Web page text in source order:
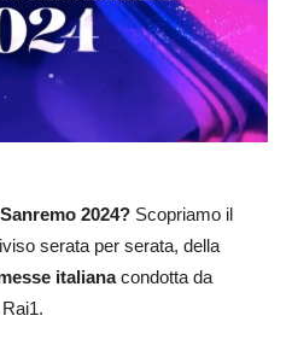
2024? Scopriamo il
serata per serata, della
italianacondotta da